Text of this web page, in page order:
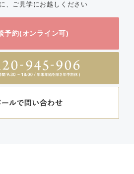
、ご見学にお越しください
予約(オンライン可)